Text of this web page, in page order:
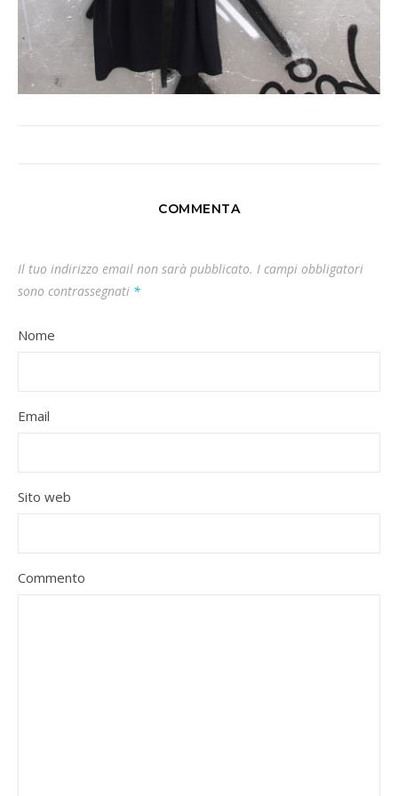
COMMENTA
Il tuo indirizzo email non sarà pubblicato. I campi obbligatori
sono contrassegnati *
Nome
Email
Sito web
Commento